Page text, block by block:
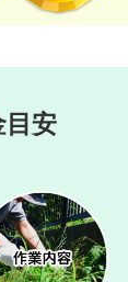
目安